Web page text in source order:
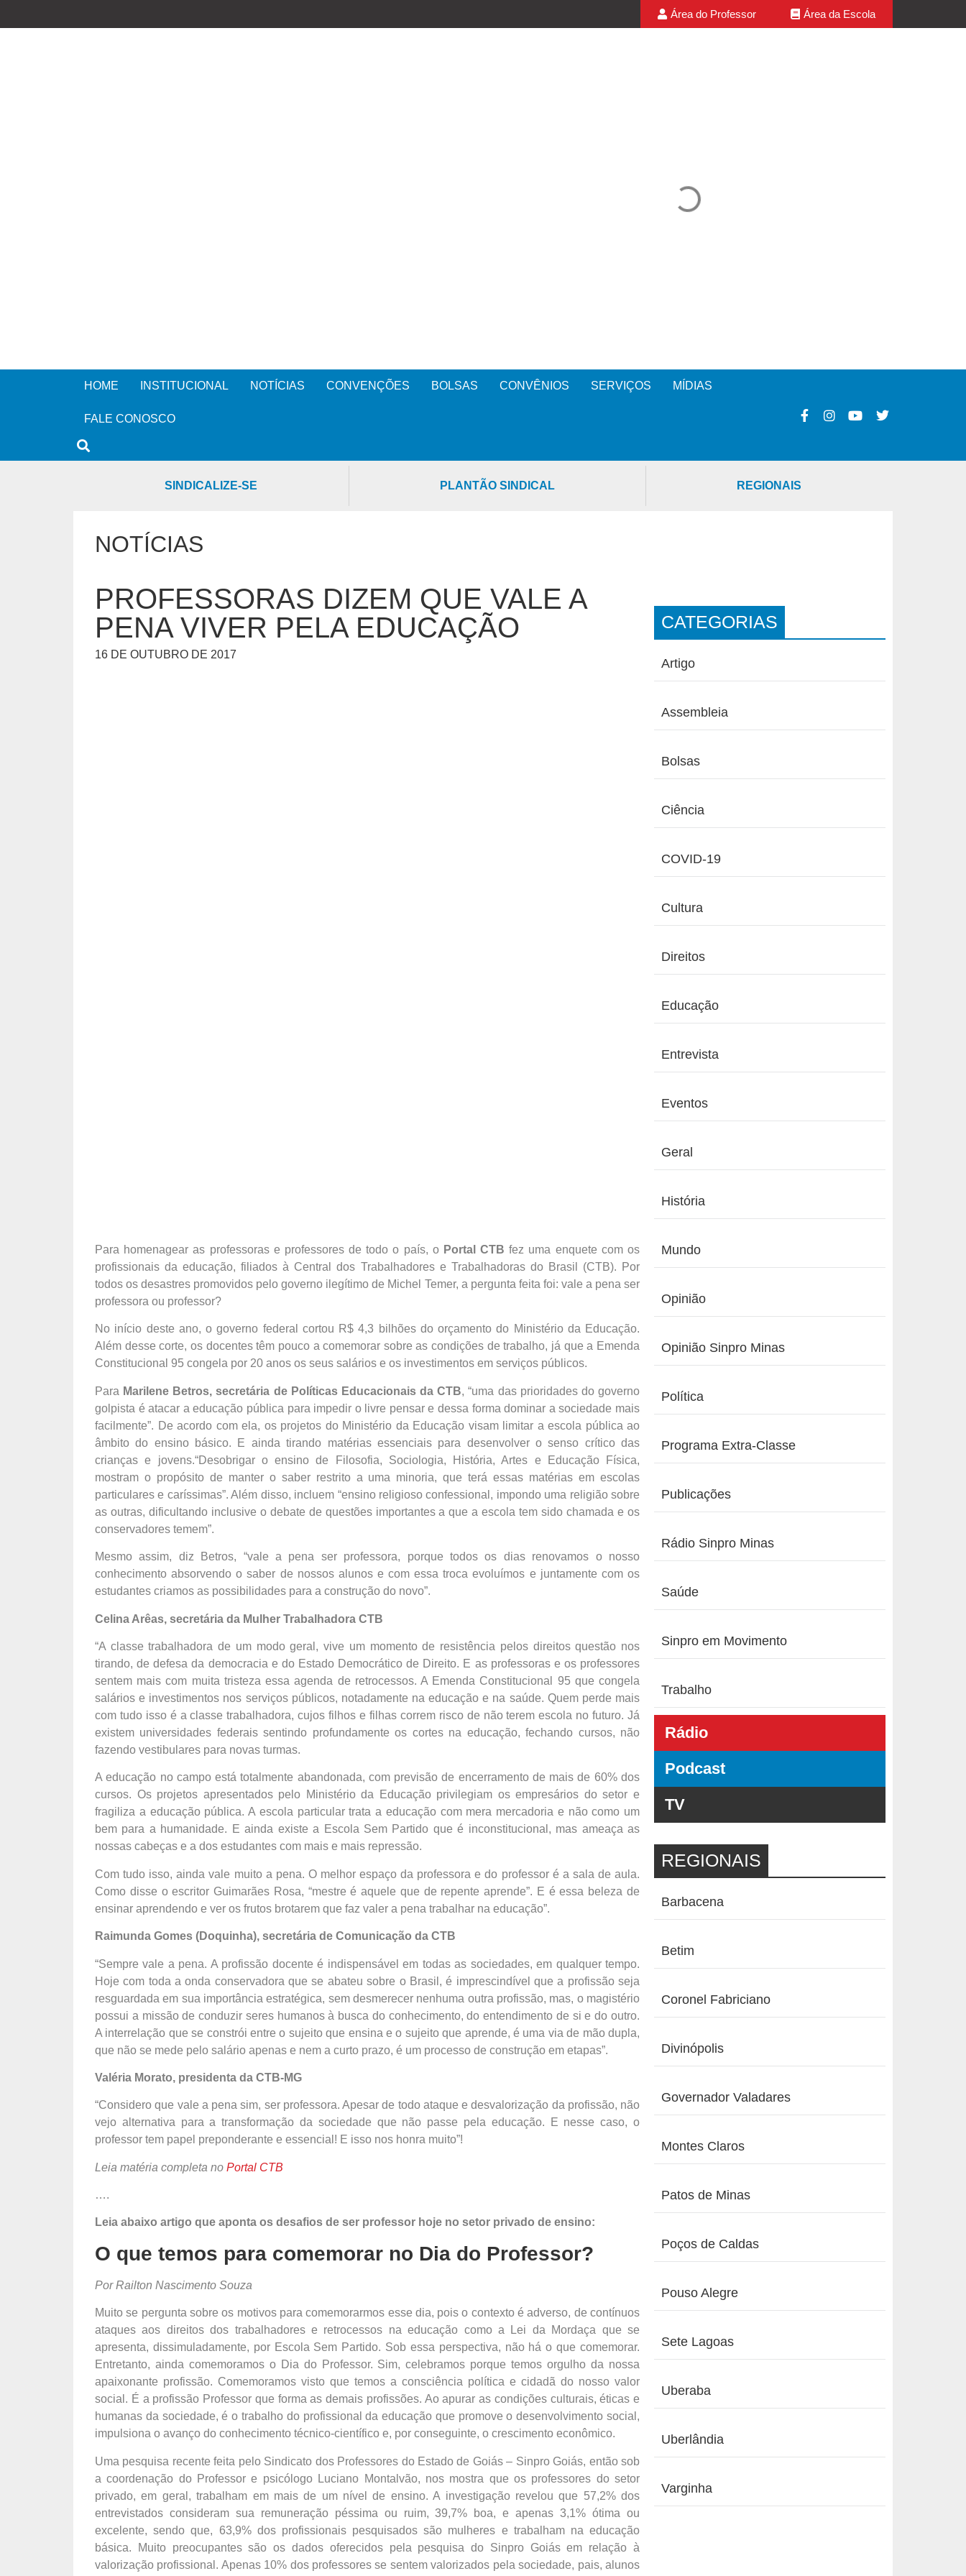
Área do Professor Área da Escola
HOME INSTITUCIONAL NOTÍCIAS CONVENÇÕES BOLSAS CONVÊNIOS SERVIÇOS MÍDIAS
FALE CONOSCO
SINDICALIZE-SE PLANTÃO SINDICAL REGIONAIS
NOTÍCIAS
PROFESSORAS DIZEM QUE VALE A
PENA VIVER PELA EDUCAÇÃO
16 DE OUTUBRO DE 2017
Para homenagear as professoras e professores de todo o país, o Portal CTB fez uma enquete com os
profissionais da educação, filiados à Central dos Trabalhadores e Trabalhadoras do Brasil (CTB). Por
todos os desastres promovidos pelo governo ilegítimo de Michel Temer, a pergunta feita foi: vale a pena ser
professora ou professor?
No início deste ano, o governo federal cortou R$ 4,3 bilhões do orçamento do Ministério da Educação.
Além desse corte, os docentes têm pouco a comemorar sobre as condições de trabalho, já que a Emenda
Constitucional 95 congela por 20 anos os seus salários e os investimentos em serviços públicos.
Para Marilene Betros, secretária de Políticas Educacionais da CTB, “uma das prioridades do governo
golpista é atacar a educação pública para impedir o livre pensar e dessa forma dominar a sociedade mais
facilmente”. De acordo com ela, os projetos do Ministério da Educação visam limitar a escola pública ao
âmbito do ensino básico. E ainda tirando matérias essenciais para desenvolver o senso crítico das
crianças e jovens.“Desobrigar o ensino de Filosofia, Sociologia, História, Artes e Educação Física,
mostram o propósito de manter o saber restrito a uma minoria, que terá essas matérias em escolas
particulares e caríssimas”. Além disso, incluem “ensino religioso confessional, impondo uma religião sobre
as outras, dificultando inclusive o debate de questões importantes a que a escola tem sido chamada e os
conservadores temem”.
Mesmo assim, diz Betros, “vale a pena ser professora, porque todos os dias renovamos o nosso
conhecimento absorvendo o saber de nossos alunos e com essa troca evoluímos e juntamente com os
estudantes criamos as possibilidades para a construção do novo”.
Celina Arêas, secretária da Mulher Trabalhadora CTB
“A classe trabalhadora de um modo geral, vive um momento de resistência pelos direitos questão nos
tirando, de defesa da democracia e do Estado Democrático de Direito. E as professoras e os professores
sentem mais com muita tristeza essa agenda de retrocessos. A Emenda Constitucional 95 que congela
salários e investimentos nos serviços públicos, notadamente na educação e na saúde. Quem perde mais
com tudo isso é a classe trabalhadora, cujos filhos e filhas correm risco de não terem escola no futuro. Já
existem universidades federais sentindo profundamente os cortes na educação, fechando cursos, não
fazendo vestibulares para novas turmas.
A educação no campo está totalmente abandonada, com previsão de encerramento de mais de 60% dos
cursos. Os projetos apresentados pelo Ministério da Educação privilegiam os empresários do setor e
fragiliza a educação pública. A escola particular trata a educação com mera mercadoria e não como um
bem para a humanidade. E ainda existe a Escola Sem Partido que é inconstitucional, mas ameaça as
nossas cabeças e a dos estudantes com mais e mais repressão.
Com tudo isso, ainda vale muito a pena. O melhor espaço da professora e do professor é a sala de aula.
Como disse o escritor Guimarães Rosa, “mestre é aquele que de repente aprende”. E é essa beleza de
ensinar aprendendo e ver os frutos brotarem que faz valer a pena trabalhar na educação”.
Raimunda Gomes (Doquinha), secretária de Comunicação da CTB
“Sempre vale a pena. A profissão docente é indispensável em todas as sociedades, em qualquer tempo.
Hoje com toda a onda conservadora que se abateu sobre o Brasil, é imprescindível que a profissão seja
resguardada em sua importância estratégica, sem desmerecer nenhuma outra profissão, mas, o magistério
possui a missão de conduzir seres humanos à busca do conhecimento, do entendimento de si e do outro.
A interrelação que se constrói entre o sujeito que ensina e o sujeito que aprende, é uma via de mão dupla,
que não se mede pelo salário apenas e nem a curto prazo, é um processo de construção em etapas”.
Valéria Morato, presidenta da CTB-MG
“Considero que vale a pena sim, ser professora. Apesar de todo ataque e desvalorização da profissão, não
vejo alternativa para a transformação da sociedade que não passe pela educação. E nesse caso, o
professor tem papel preponderante e essencial! E isso nos honra muito”!
Leia matéria completa no Portal CTB
….
Leia abaixo artigo que aponta os desafios de ser professor hoje no setor privado de ensino:
O que temos para comemorar no Dia do Professor?
Por Railton Nascimento Souza
Muito se pergunta sobre os motivos para comemorarmos esse dia, pois o contexto é adverso, de contínuos
ataques aos direitos dos trabalhadores e retrocessos na educação como a Lei da Mordaça que se
apresenta, dissimuladamente, por Escola Sem Partido. Sob essa perspectiva, não há o que comemorar.
Entretanto, ainda comemoramos o Dia do Professor. Sim, celebramos porque temos orgulho da nossa
apaixonante profissão. Comemoramos visto que temos a consciência política e cidadã do nosso valor
social. É a profissão Professor que forma as demais profissões. Ao apurar as condições culturais, éticas e
humanas da sociedade, é o trabalho do profissional da educação que promove o desenvolvimento social,
impulsiona o avanço do conhecimento técnico-científico e, por conseguinte, o crescimento econômico.
Uma pesquisa recente feita pelo Sindicato dos Professores do Estado de Goiás – Sinpro Goiás, então sob
a coordenação do Professor e psicólogo Luciano Montalvão, nos mostra que os professores do setor
privado, em geral, trabalham em mais de um nível de ensino. A investigação revelou que 57,2% dos
entrevistados consideram sua remuneração péssima ou ruim, 39,7% boa, e apenas 3,1% ótima ou
excelente, sendo que, 63,9% dos profissionais pesquisados são mulheres e trabalham na educação
básica. Muito preocupantes são os dados oferecidos pela pesquisa do Sinpro Goiás em relação à
valorização profissional. Apenas 10% dos professores se sentem valorizados pela sociedade, pais, alunos
CATEGORIAS
Artigo
Assembleia
Bolsas
Ciência
COVID-19
Cultura
Direitos
Educação
Entrevista
Eventos
Geral
História
Mundo
Opinião
Opinião Sinpro Minas
Política
Programa Extra-Classe
Publicações
Rádio Sinpro Minas
Saúde
Sinpro em Movimento
Trabalho
Rádio
Podcast
TV
REGIONAIS
Barbacena
Betim
Coronel Fabriciano
Divinópolis
Governador Valadares
Montes Claros
Patos de Minas
Poços de Caldas
Pouso Alegre
Sete Lagoas
Uberaba
Uberlândia
Varginha